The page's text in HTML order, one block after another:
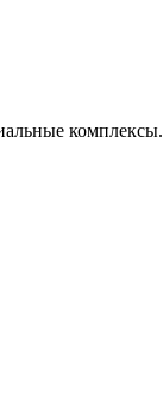
комплексы.